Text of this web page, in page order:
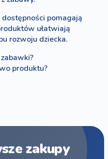
pomagają
ułatwiają
rozwoju dziecka.
produktu?
zakupy